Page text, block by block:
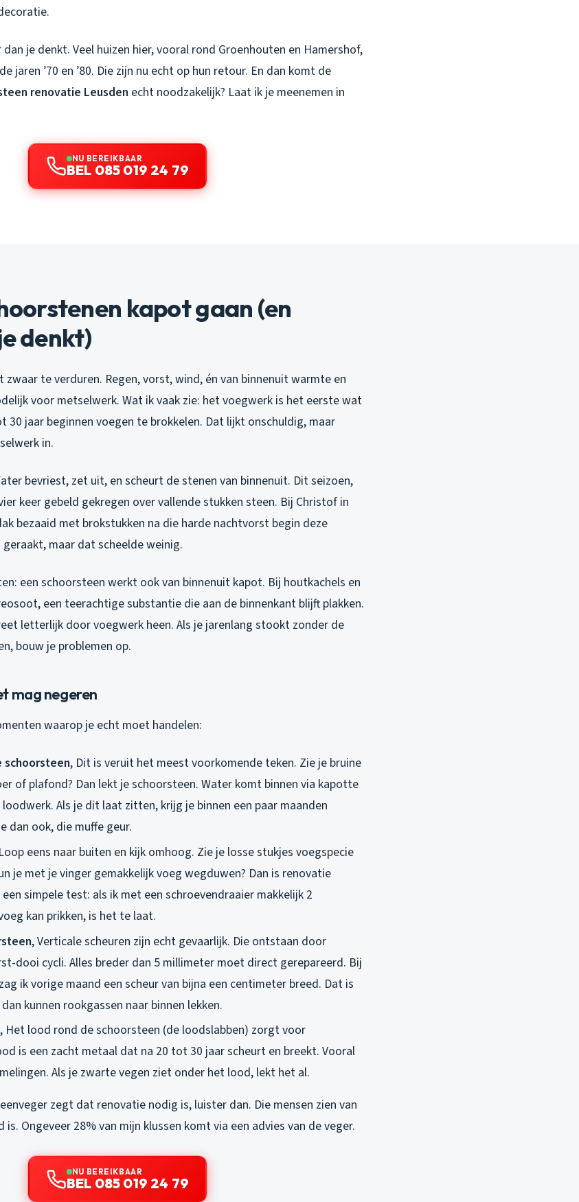
je denkt. Veel huizen hier, vooral rond Groenhouten en Hamershof,
jaren ’70 en ’80. Die zijn nu echt op hun retour. En dan komt de
renovatie Leusden echt noodzakelijk? Laat ik je meenemen in
NU BEREIKBAAR
BEL 085 019 24 79
kapot gaan (en
denkt)
zwaar te verduren. Regen, vorst, wind, én van binnenuit warmte en
voor metselwerk. Wat ik vaak zie: het voegwerk is het eerste wat
30 jaar beginnen voegen te brokkelen. Dat lijkt onschuldig, maar
in.
bevriest, zet uit, en scheurt de stenen van binnenuit. Dit seizoen,
keer gebeld gekregen over vallende stukken steen. Bij Christof in
bezaaid met brokstukken na die harde nachtvorst begin deze
maar dat scheelde weinig.
een schoorsteen werkt ook van binnenuit kapot. Bij houtkachels en
een teerachtige substantie die aan de binnenkant blijft plakken.
letterlijk door voegwerk heen. Als je jarenlang stookt zonder de
bouw je problemen op.
mag negeren
waarop je echt moet handelen:
schoorsteen, Dit is veruit het meest voorkomende teken. Zie je bruine
of plafond? Dan lekt je schoorsteen. Water komt binnen via kapotte
Als je dit laat zitten, krijg je binnen een paar maanden
dan ook, die muffe geur.
eens naar buiten en kijk omhoog. Zie je losse stukjes voegspecie
je met je vinger gemakkelijk voeg wegduwen? Dan is renovatie
simpele test: als ik met een schroevendraaier makkelijk 2
kan prikken, is het te laat.
, Verticale scheuren zijn echt gevaarlijk. Die ontstaan door
dooi cycli. Alles breder dan 5 millimeter moet direct gerepareerd. Bij
ik vorige maand een scheur van bijna een centimeter breed. Dat is
kunnen rookgassen naar binnen lekken.
, Het lood rond de schoorsteen (de loodslabben) zorgt voor
is een zacht metaal dat na 20 tot 30 jaar scheurt en breekt. Vooral
Als je zwarte vegen ziet onder het lood, lekt het al.
zegt dat renovatie nodig is, luister dan. Die mensen zien van
is. Ongeveer 28% van mijn klussen komt via een advies van de veger.
NU BEREIKBAAR
BEL 085 019 24 79